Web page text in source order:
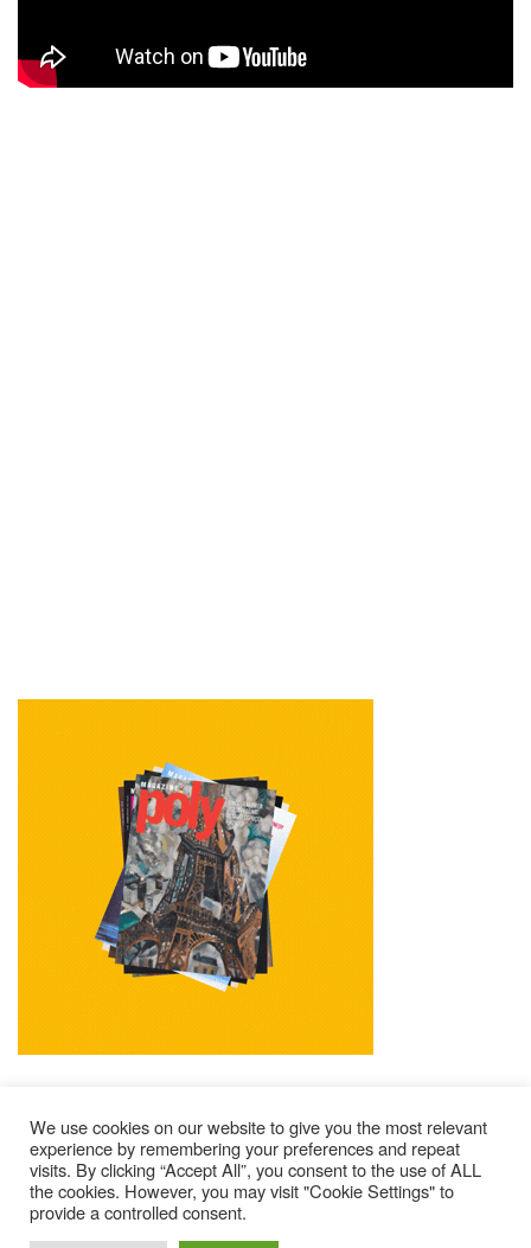
Mentions Légales Contacts
Où Trouver Poly ?
Lire Les Anciens N°
S’abonner À Poly
We use cookies on our website to give you the most relevant
experience by remembering your preferences and repeat
visits. By clicking “Accept All”, you consent to the use of ALL
the cookies. However, you may visit "Cookie Settings" to
provide a controlled consent.